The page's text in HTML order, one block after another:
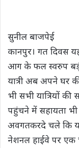
सुनील बाजपेई
कानपुर। गत दिवस
आग के फल स्वरुप
यात्री अब अपने घर
भी सभी यात्रियों
पहुंचने में सहायता भी
अवगतकरदे चले कि
नेशनल हाईवे पर